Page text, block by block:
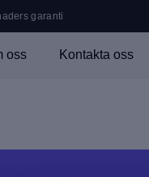
garanti
oss Kontakta oss